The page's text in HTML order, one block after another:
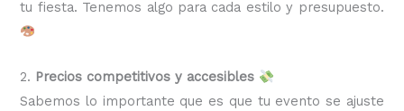
tu fiesta. Tenemos algo para cada estilo y presupuesto.
2. Precios competitivos y accesibles
Sabemos lo importante que es que tu evento se ajuste